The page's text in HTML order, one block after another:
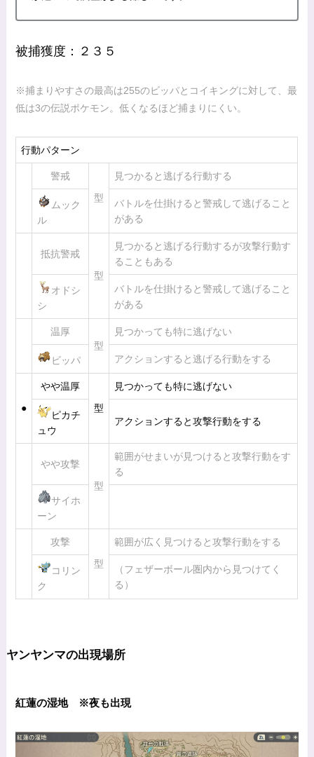
被捕獲度：２３５
※捕まりやすさの最高は255のビッパとコイキングに対して、最
低は3の伝説ポケモン。低くなるほど捕まりにくい。
行動パターン
警戒
型
見つかると逃げる行動する
ムック
ル
バトルを仕掛けると警戒して逃げること
がある
抵抗警戒
型
見つかると逃げる行動するが攻撃行動す
ることもある
オドシ
シ
バトルを仕掛けると警戒して逃げること
がある
温厚
型
見つかっても特に逃げない
ビッパ アクションすると逃げる行動をする
●
やや温厚
型
見つかっても特に逃げない
ピカチ
ュウ
アクションすると攻撃行動をする
やや攻撃
型
範囲がせまいが見つけると攻撃行動をす
る
サイホ
ーン
攻撃
型
範囲が広く見つけると攻撃行動をする
コリン
ク
（フェザーボール圏内から見つけてく
る）
ヤンヤンマの出現場所
紅蓮の湿地 ※夜も出現